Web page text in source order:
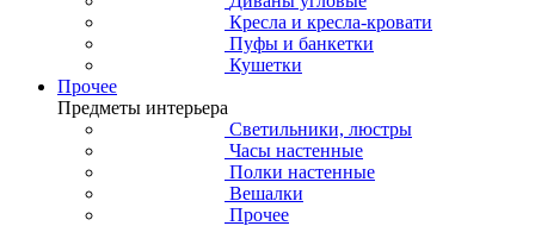
Кресла и кресла-кровати
Пуфы и банкетки
Кушетки
Прочее
Предметы интерьера
Светильники, люстры
Часы настенные
Полки настенные
Вешалки
Прочее